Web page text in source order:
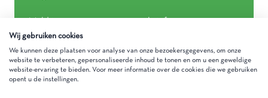
Wij gebruiken cookies
We kunnen deze plaatsen voor analyse van onze bezoekersgegevens, om onze
website te verbeteren, gepersonaliseerde inhoud te tonen en om u een geweldige
website-ervaring te bieden. Voor meer informatie over de cookies die we gebruiken
opent u de instellingen.